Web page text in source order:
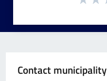
Contact municipality